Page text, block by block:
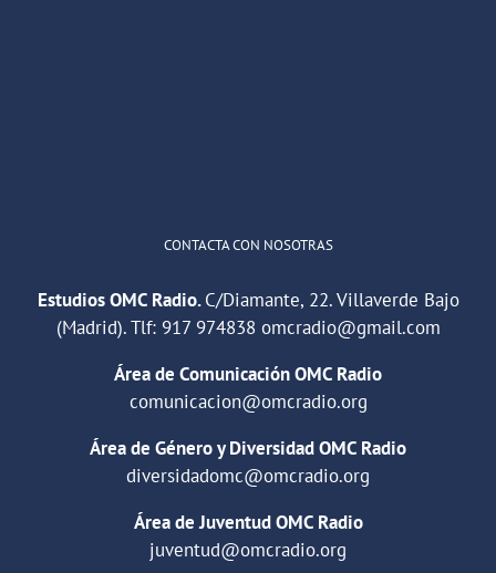
CONTACTA CON NOSOTRAS
Estudios OMC Radio.C/Diamante, 22. Villaverde Bajo
(Madrid). Tlf: 917 974838 omcradio@gmail.com
Área de Comunicación OMC Radio
comunicacion@omcradio.org
Área de Género y Diversidad OMC Radio
diversidadomc@omcradio.org
Área de Juventud OMC Radio
juventud@omcradio.org